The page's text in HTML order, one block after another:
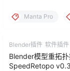
Manta Pro
Blender插件 软件插件
Blender模型重拓
SpeedRetopo